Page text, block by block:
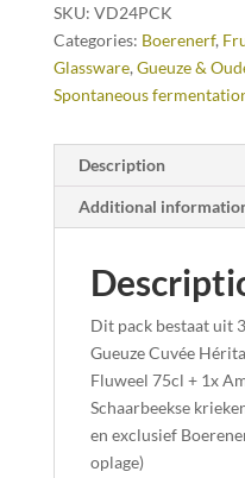
SKU: VD24PCK
Categories: Boerenerf,
Glassware, Gueuze &
Spontaneous
Description
Additional
Dit pack bestaat uit
Gueuze Cuvée
Fluweel 75cl + 1x
Schaarbeekse
en exclusief
oplage)